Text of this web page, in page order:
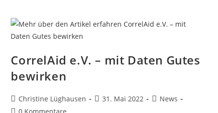
CorrelAid e.V. – mit Daten Gutes
bewirken
Christine Lüghausen 31. Mai 2022
News